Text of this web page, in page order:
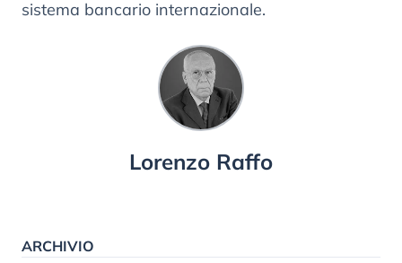
sistema bancario internazionale.
Lorenzo Raffo
ARCHIVIO